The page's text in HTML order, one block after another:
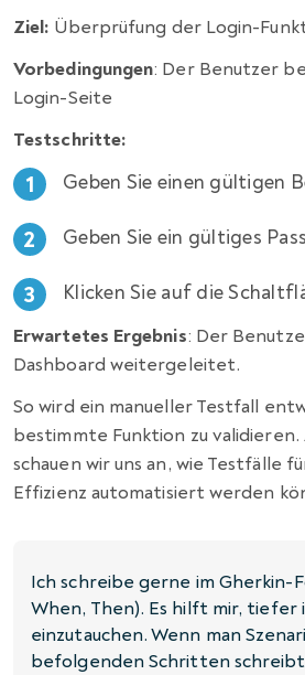
Ziel: Überprüfung der Login-
Vorbedingungen: Der Benutzer
Login-Seite
Testschritte:
Geben Sie einen gültigen
Geben Sie ein gültiges
Klicken Sie auf die
Erwartetes Ergebnis: Der
Dashboard weitergeleitet.
So wird ein manueller Testfall
bestimmte Funktion zu validieren.
schauen wir uns an, wie Testfälle
Effizienz automatisiert werden
Ich schreibe gerne im Gherkin-
When, Then). Es hilft mir, tiefer
einzutauchen. Wenn man
befolgenden Schritten schreibt,